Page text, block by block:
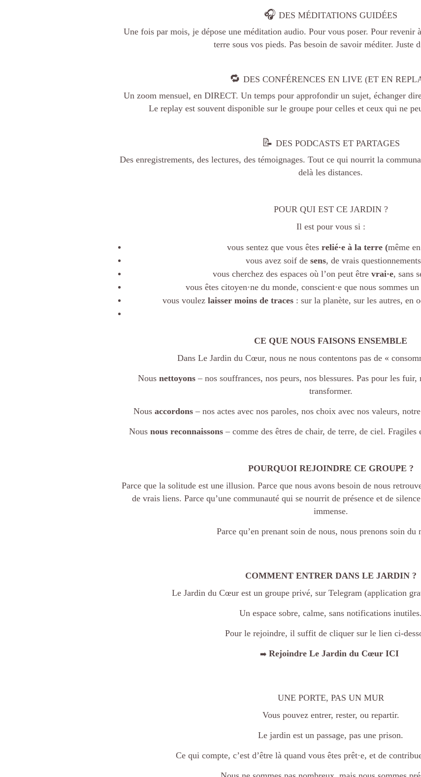
🎧DES MÉDITATIONS GUIDÉES
Une fois par mois, je dépose une méditation audio. Pour vous poser. Pour revenir
terre sous vos pieds. Pas besoin de savoir méditer. Juste
🔁DES CONFÉRENCES EN LIVE (ET EN
Un zoom mensuel, en DIRECT. Un temps pour approfondir un sujet, échanger
Le replay est souvent disponible sur le groupe pour celles et ceux qui ne
📝 DES PODCASTS ET PARTAGES
Des enregistrements, des lectures, des témoignages. Tout ce qui nourrit la
delà les distances.
POUR QUI EST CE JARDIN ?
Il est pour vous si :
vous sentez que vous êtesrelié·e à la terre (même
vous avez soif de sens, de vrais
vous cherchez des espaces où l’on peut êtrevrai·e, sans
vous êtes citoyen·ne du monde, conscient·e que nous sommes
vous voulez laisser moins de traces: sur la planète, sur les autres, en
CE QUE NOUS FAISONS ENSEMBLE
Dans Le Jardin du Cœur, nous ne nous contentons pas de «
Nous nettoyons– nos souffrances, nos peurs, nos blessures. Pas pour les
transformer.
Nous accordons– nos actes avec nos paroles, nos choix avec nos valeurs,
Nous nous reconnaissons– comme des êtres de chair, de terre, de ciel. Fragiles
POURQUOI REJOINDRE CE GROUPE ?
Parce que la solitude est une illusion. Parce que nous avons besoin de nous
de vrais liens. Parce qu’une communauté qui se nourrit de présence et de
immense.
Parce qu’en prenant soin de nous, nous prenons soin du
COMMENT ENTRER DANS LE JARDIN ?
Le Jardin du Cœur est un groupe privé, sur Telegram (application
Un espace sobre, calme, sans notifications inutiles.
Pour le rejoindre, il suffit de cliquer sur le lien ci-
➡️Rejoindre Le Jardin du Cœur ICI
UNE PORTE, PAS UN MUR
Vous pouvez entrer, rester, ou repartir.
Le jardin est un passage, pas une prison.
Ce qui compte, c’est d’être là quand vous êtes prêt·e, et de